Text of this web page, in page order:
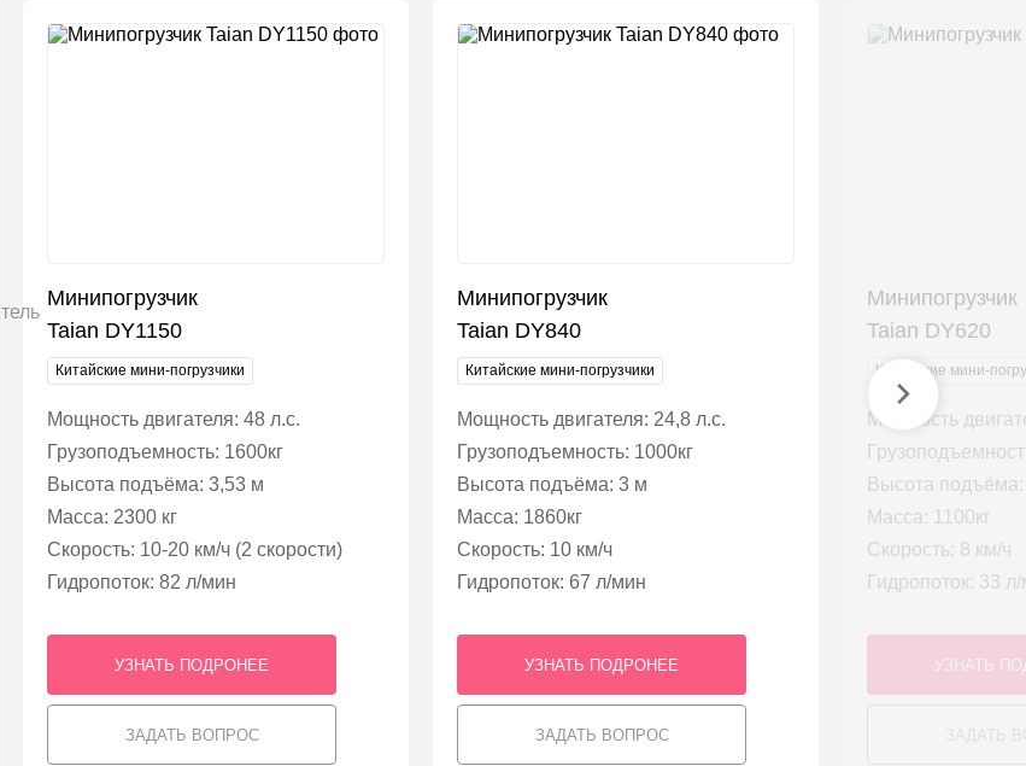
Минипогрузчик
Taian DY1150
Китайские мини-погрузчики
Мощность двигателя: 48 л.с.
Грузоподъемность: 1600кг
Высота подъёма: 3,53 м
Масса: 2300 кг
Скорость: 10-20 км/ч (2 скорости)
Гидропоток: 82 л/мин
УЗНАТЬ ПОДРОНЕЕ
ЗАДАТЬ ВОПРОС
Минипогрузчик
Taian DY840
Китайские мини-погрузчики
Мощность двигателя: 24,8 л.с.
Грузоподъемность: 1000кг
Высота подъёма: 3 м
Масса: 1860кг
Скорость: 10 км/ч
Гидропоток: 67 л/мин
УЗНАТЬ ПОДРОНЕЕ
ЗАДАТЬ ВОПРОС
Минипогрузчик
Taian DY620
Китайские мини-
Мощность
Высота
Масса: 1100кг
Скорость: 8 км/ч
Гидропоток: 33
УЗНАТЬ